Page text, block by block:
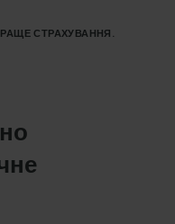
СТРАХУВАННЯ.